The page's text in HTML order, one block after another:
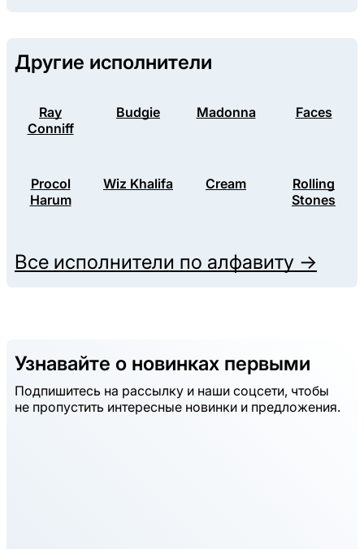
Другие исполнители
Ray
Conniff
Budgie Madonna Faces
Procol
Harum
Wiz Khalifa Cream
Rolling
Stones
Все исполнители по алфавиту →
Узнавайте о новинках первыми
Подпишитесь на рассылку и наши соцсети, чтобы
не пропустить интересные новинки и предложения.